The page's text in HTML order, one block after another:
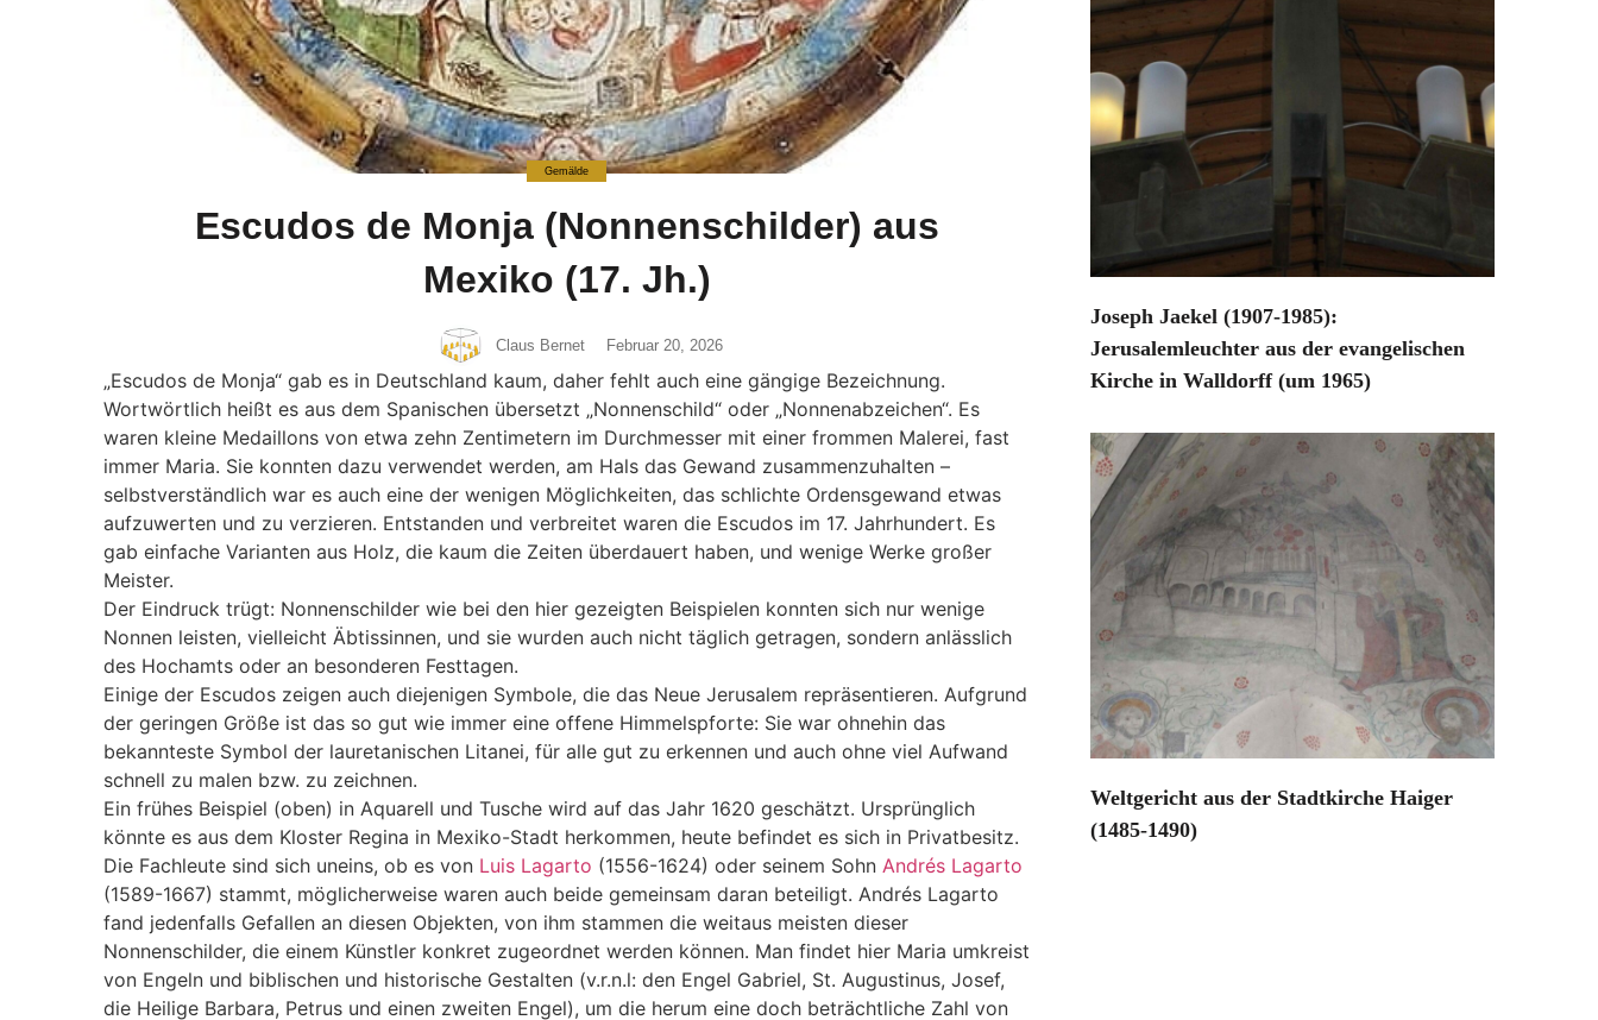
Gemälde
Escudos de Monja (Nonnenschilder) aus
Mexiko (17. Jh.)
Claus Bernet Februar 20, 2026
„Escudos de Monja“ gab es in Deutschland kaum, daher fehlt auch eine gängige Bezeichnung.
Wortwörtlich heißt es aus dem Spanischen übersetzt „Nonnenschild“ oder „Nonnenabzeichen“. Es
waren kleine Medaillons von etwa zehn Zentimetern im Durchmesser mit einer frommen Malerei, fast
immer Maria. Sie konnten dazu verwendet werden, am Hals das Gewand zusammenzuhalten –
selbstverständlich war es auch eine der wenigen Möglichkeiten, das schlichte Ordensgewand etwas
aufzuwerten und zu verzieren. Entstanden und verbreitet waren die Escudos im 17. Jahrhundert. Es
gab einfache Varianten aus Holz, die kaum die Zeiten überdauert haben, und wenige Werke großer
Meister.
Der Eindruck trügt: Nonnenschilder wie bei den hier gezeigten Beispielen konnten sich nur wenige
Nonnen leisten, vielleicht Äbtissinnen, und sie wurden auch nicht täglich getragen, sondern anlässlich
des Hochamts oder an besonderen Festtagen.
Einige der Escudos zeigen auch diejenigen Symbole, die das Neue Jerusalem repräsentieren. Aufgrund
der geringen Größe ist das so gut wie immer eine offene Himmelspforte: Sie war ohnehin das
bekannteste Symbol der lauretanischen Litanei, für alle gut zu erkennen und auch ohne viel Aufwand
schnell zu malen bzw. zu zeichnen.
Ein frühes Beispiel (oben) in Aquarell und Tusche wird auf das Jahr 1620 geschätzt. Ursprünglich
könnte es aus dem Kloster Regina in Mexiko-Stadt herkommen, heute befindet es sich in Privatbesitz.
Die Fachleute sind sich uneins, ob es von Luis Lagarto (1556-1624) oder seinem Sohn Andrés Lagarto
(1589-1667) stammt, möglicherweise waren auch beide gemeinsam daran beteiligt. Andrés Lagarto
fand jedenfalls Gefallen an diesen Objekten, von ihm stammen die weitaus meisten dieser
Nonnenschilder, die einem Künstler konkret zugeordnet werden können. Man findet hier Maria umkreist
von Engeln und biblischen und historische Gestalten (v.r.n.l: den Engel Gabriel, St. Augustinus, Josef,
die Heilige Barbara, Petrus und einen zweiten Engel), um die herum eine doch beträchtliche Zahl von
Joseph Jaekel (1907-1985):
Jerusalemleuchter aus der evangelischen
Kirche in Walldorff (um 1965)
Weltgericht aus der Stadtkirche Haiger
(1485-1490)